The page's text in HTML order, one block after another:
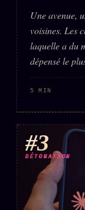
Une avenue,
voisines. Les
laquelle a du
dépensé le
5 MIN
#3
DÉTONATION